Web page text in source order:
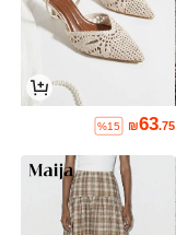
₪63.75
%15